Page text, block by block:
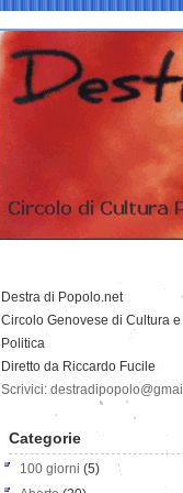
Destra di Popolo.net
Circolo Genovese di Cultura e
Politica
Diretto da Riccardo Fucile
Scrivici:
Categorie
100 giorni (5)